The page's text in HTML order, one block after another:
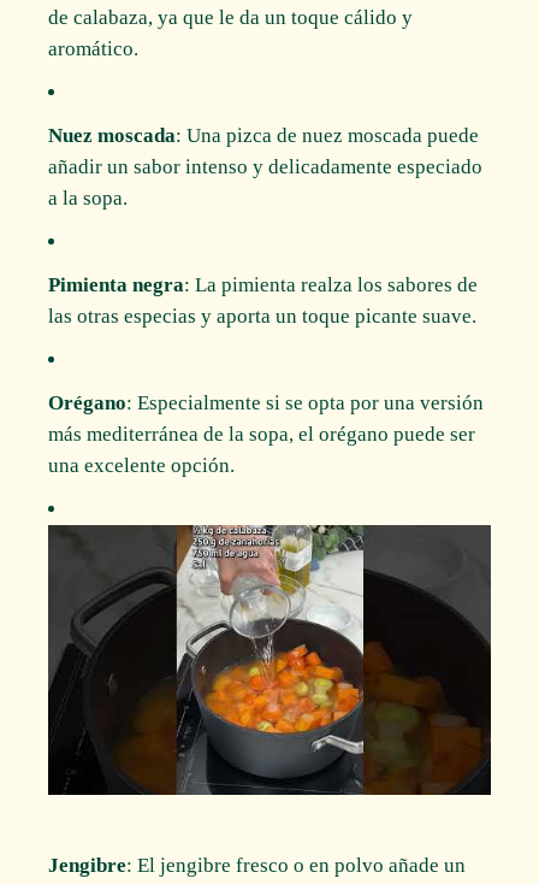
de calabaza, ya que le da un toque cálido y
aromático.
Nuez moscada: Una pizca de nuez moscada puede
añadir un sabor intenso y delicadamente especiado
a la sopa.
Pimienta negra: La pimienta realza los sabores de
las otras especias y aporta un toque picante suave.
Orégano: Especialmente si se opta por una versión
más mediterránea de la sopa, el orégano puede ser
una excelente opción.
Jengibre: El jengibre fresco o en polvo añade un